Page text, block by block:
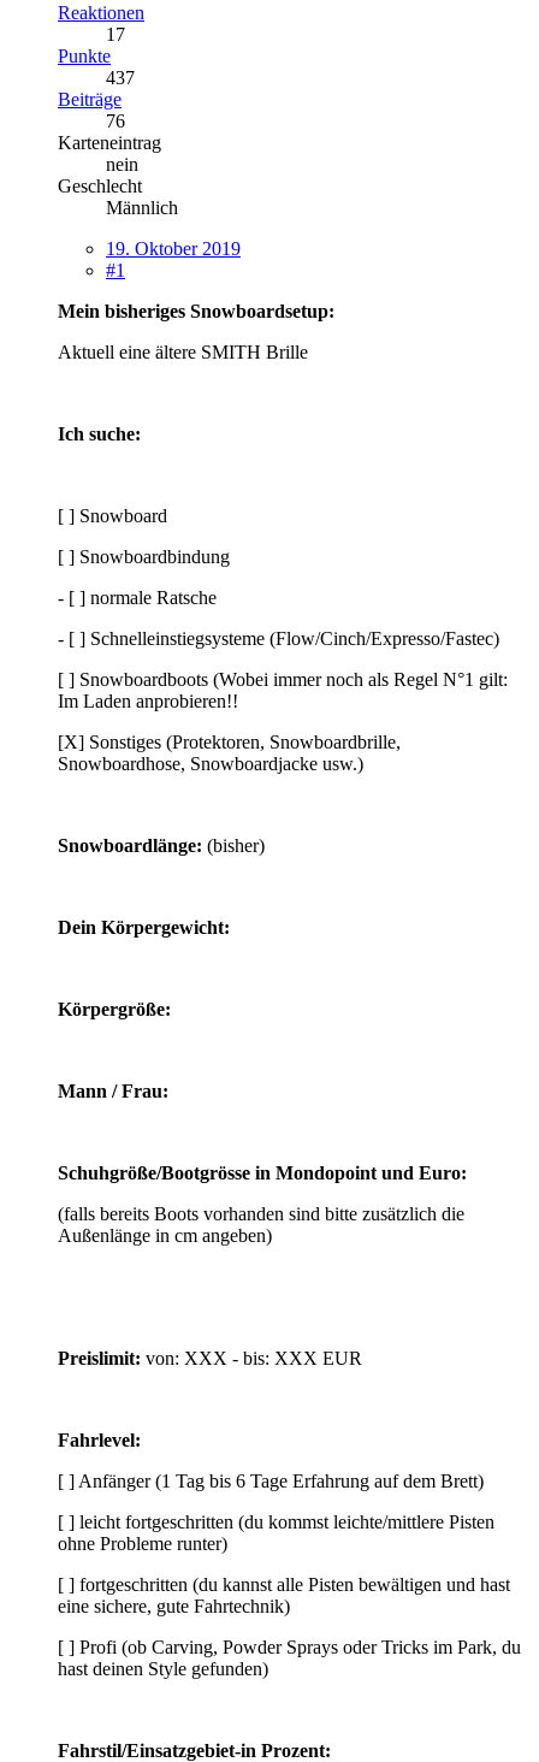
Reaktionen
17
Punkte
437
Beiträge
76
Karteneintrag
nein
Geschlecht
Männlich
19. Oktober 2019
#1
Mein bisheriges Snowboardsetup:
Aktuell eine ältere SMITH Brille
Ich suche:
[ ] Snowboard
[ ] Snowboardbindung
- [ ] normale Ratsche
- [ ] Schnelleinstiegsysteme (Flow/Cinch/Expresso/Fastec)
[ ] Snowboardboots (Wobei immer noch als Regel N°1 gilt:
Im Laden anprobieren!!
[X] Sonstiges (Protektoren, Snowboardbrille,
Snowboardhose, Snowboardjacke usw.)
Snowboardlänge: (bisher)
Dein Körpergewicht:
Körpergröße:
Mann / Frau:
Schuhgröße/Bootgrösse in Mondopoint und Euro:
(falls bereits Boots vorhanden sind bitte zusätzlich die
Außenlänge in cm angeben)
Preislimit: von: XXX - bis: XXX EUR
Fahrlevel:
[ ] Anfänger (1 Tag bis 6 Tage Erfahrung auf dem Brett)
[ ] leicht fortgeschritten (du kommst leichte/mittlere Pisten
ohne Probleme runter)
[ ] fortgeschritten (du kannst alle Pisten bewältigen und hast
eine sichere, gute Fahrtechnik)
[ ] Profi (ob Carving, Powder Sprays oder Tricks im Park, du
hast deinen Style gefunden)
Fahrstil/Einsatzgebiet-in Prozent: